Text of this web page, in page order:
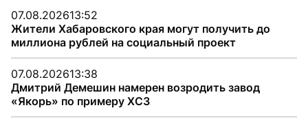
07.08.202613:52
Жители Хабаровского края могут получить до
миллиона рублей на социальный проект
07.08.202613:38
Дмитрий Демешин намерен возродить завод
«Якорь» по примеру ХСЗ